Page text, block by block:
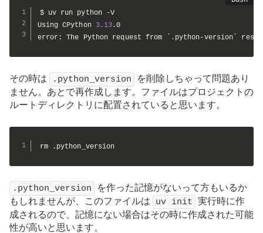
$ uv run python -V
Using CPython 3.13 .0
error: The Python request from
.python-version
その時は .python_version
を削除しちゃって問題あり
ません。あとで再作成します。ファイルはプロジェクトの
ルートディレクトリに配置されていると思います。
rm .python_version
.python_version
を作った記憶がないって方もいるか
もしれませんが、このファイルは
uv init 実行時に作
成されるので、記憶にない場合はその時に作成された可能
性が高いと思います。